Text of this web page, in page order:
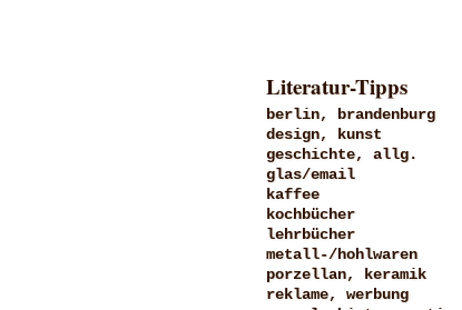
Literatur-Tipps
berlin, brandenburg
design, kunst
geschichte, allg.
glas/email
kaffee
kochbücher
lehrbücher
metall-/hohlwaren
porzellan, keramik
reklame, werbung